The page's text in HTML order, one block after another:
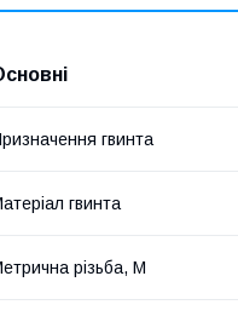
гвинта
гвинта
різьба, М